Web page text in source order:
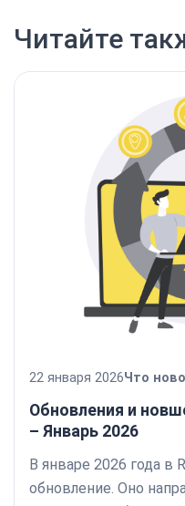
Читайте
Обновления и
– Январь 2026
22 января 2026Что
В январе 2026 года в
обновление. Оно